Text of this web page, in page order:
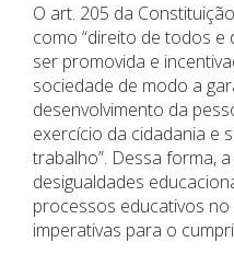
O art. 205 da
como “direito de todos e
ser promovida e
sociedade de modo a
desenvolvimento da
exercício da cidadania e
trabalho”. Dessa forma,
desigualdades
processos educativos
imperativas para o